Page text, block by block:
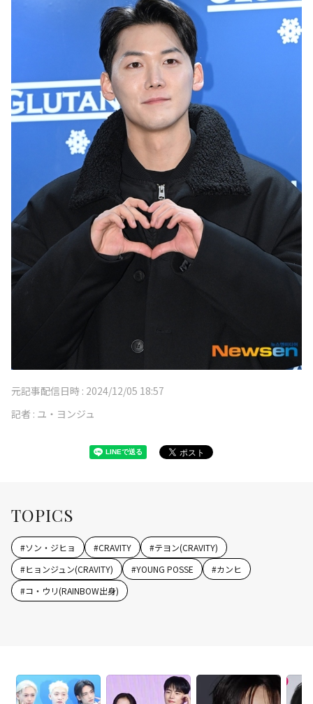
元記事配信日時 : 2024/12/05 18:57
記者 : ユ・ヨンジュ
TOPICS
#ソン・ジヒョ #CRAVITY #テヨン(CRAVITY)
#ヒョンジュン(CRAVITY) #YOUNG POSSE #カンヒ
#コ・ウリ(RAINBOW出身)